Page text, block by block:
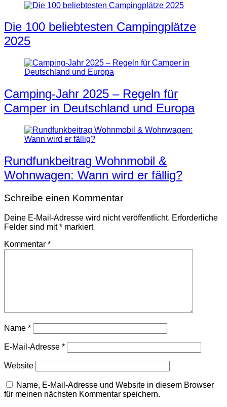
Die 100 beliebtesten Campingplätze
2025
Camping-Jahr 2025 – Regeln für
Camper in Deutschland und Europa
Rundfunkbeitrag Wohnmobil &
Wohnwagen: Wann wird er fällig?
Schreibe einen Kommentar
Deine E-Mail-Adresse wird nicht veröffentlicht. Erforderliche
Felder sind mit* markiert
Kommentar *
Name *
E-Mail-Adresse *
Website
Name, E-Mail-Adresse und Website in diesem Browser
für meinen nächsten Kommentar speichern.